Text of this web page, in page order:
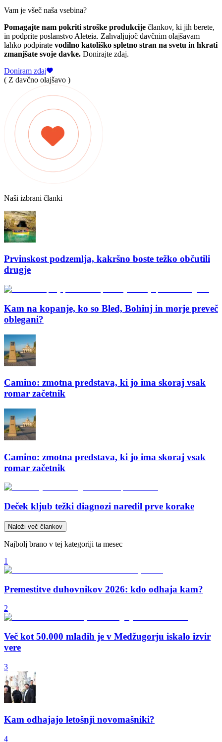
Vam je všeč naša vsebina?
Pomagajte nam pokriti stroške produkcije člankov, ki jih berete,
in podprite poslanstvo Aleteia. Zahvaljujoč davčnim olajšavam
lahko podpirate vodilno katoliško spletno stran na svetu in hkrati
zmanjšate svoje davke. Donirajte zdaj.
Doniram zdaj
( Z davčno olajšavo )
Naši izbrani članki
Prvinskost podzemlja, kakršno boste težko občutili
drugje
Kam na kopanje, ko so Bled, Bohinj in morje preveč
oblegani?
Camino: zmotna predstava, ki jo ima skoraj vsak
romar začetnik
Camino: zmotna predstava, ki jo ima skoraj vsak
romar začetnik
Deček kljub težki diagnozi naredil prve korake
Naloži več člankov
Najbolj brano v tej kategoriji ta mesec
1
Premestitve duhovnikov 2026: kdo odhaja kam?
2
Več kot 50.000 mladih je v Medžugorju iskalo izvir
vere
3
Kam odhajajo letošnji novomašniki?
4